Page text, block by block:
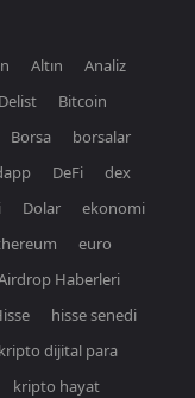
Altın
Analiz
Bitcoin
Borsa
borsalar
DeFi
dex
Dolar
ekonomi
euro
Haberleri
hisse senedi
kripto dijital para
kripto hayat